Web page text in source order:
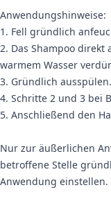
Anwendungshinweise:
1. Fell gründlich
2. Das Shampoo
warmem Wasser
3. Gründlich ausspülen.
4. Schritte 2 und 3 bei
5. Anschließend den
Nur zur äußerlichen
betroffene Stelle
Anwendung einstellen.